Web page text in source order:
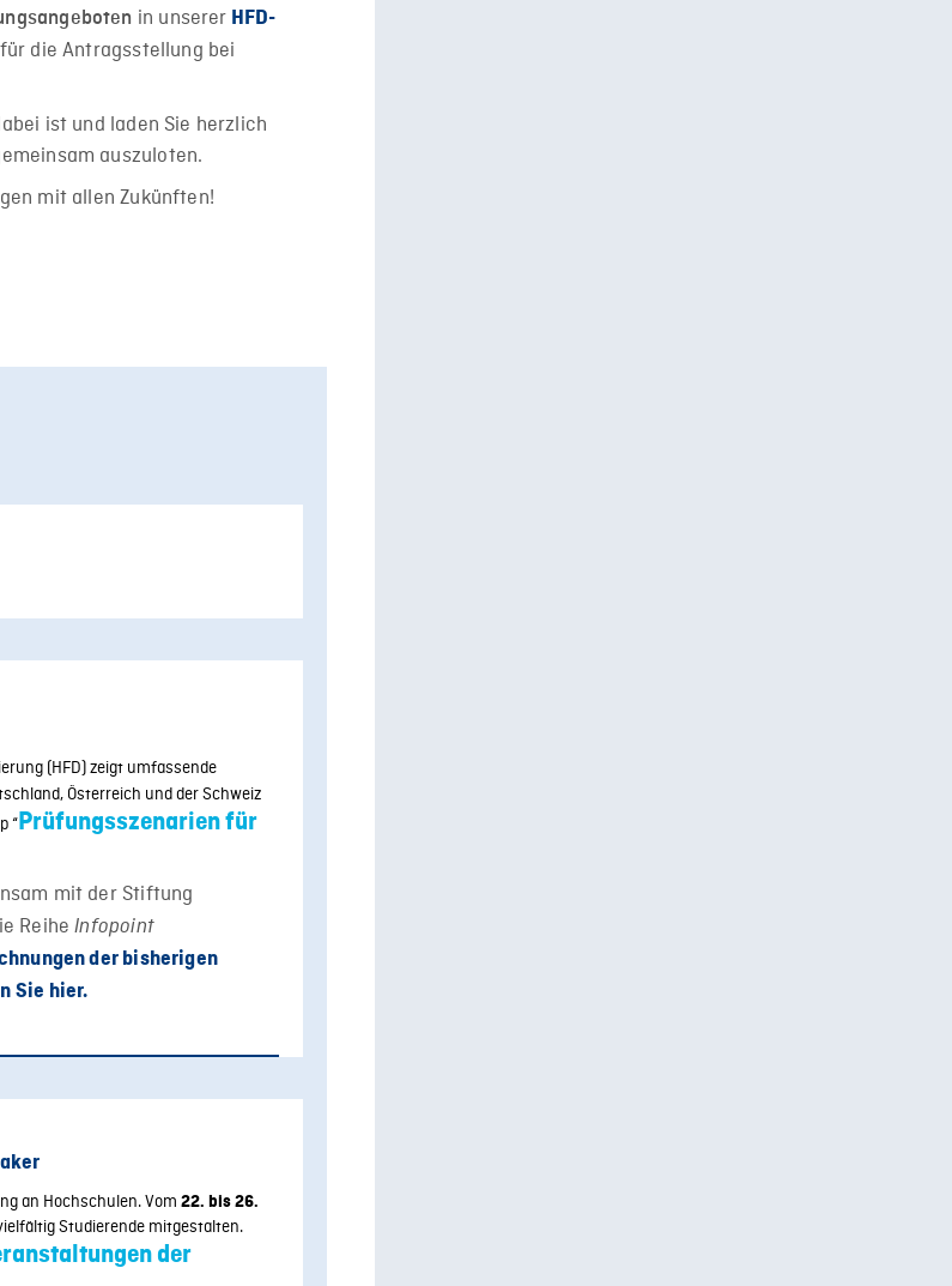
in unserer HFD-
für die Antragsstellung bei
ist und laden Sie herzlich
auszuloten.
mit allen Zukünften!
(HFD) zeigt umfassende
Österreich und der Schweiz
“ Prüfungsszenarien für
mit der Stiftung
ReiheInfopoint
der bisherigen
Sie hier.
an Hochschulen. Vom 22. bis 26.
Studierende mitgestalten.
der